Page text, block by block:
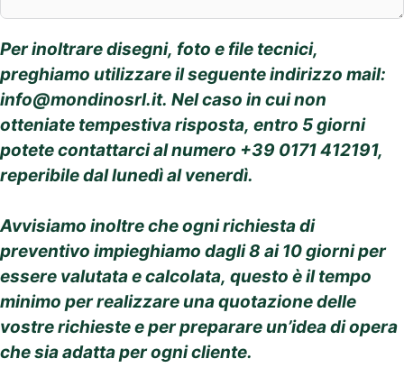
Per inoltrare disegni, foto e file tecnici,
preghiamo utilizzare il seguente indirizzo mail:
info@mondinosrl.it. Nel caso in cui non
otteniate tempestiva risposta, entro 5 giorni
potete contattarci al numero +39 0171 412191,
reperibile dal lunedì al venerdì.
Avvisiamo inoltre che ogni richiesta di
preventivo impieghiamo dagli 8 ai 10 giorni per
essere valutata e calcolata, questo è il tempo
minimo per realizzare una quotazione delle
vostre richieste e per preparare un’idea di opera
che sia adatta per ogni cliente.